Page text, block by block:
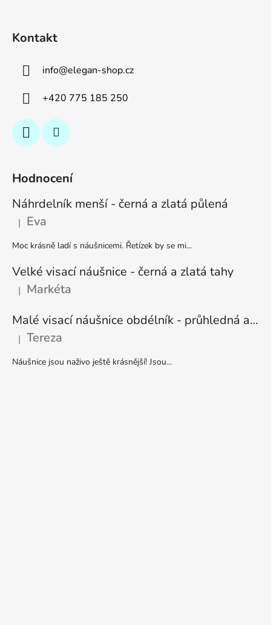
Kontakt
info@elegan-shop.cz
+420 775 185 250
Hodnocení
Náhrdelník menší - černá a zlatá půlená
Hodnocení produktu je 5 z 5 hvězdiček.
| Eva
Moc krásně ladí s náušnicemi. Řetízek by se mi...
Velké visací náušnice - černá a zlatá tahy
Hodnocení produktu je 5 z 5 hvězdiček.
| Markéta
Malé visací náušnice obdélník - průhledná a stříbrná
Hodnocení produktu je 5 z 5 hvězdiček.
| Tereza
Náušnice jsou naživo ještě krásnější! Jsou...